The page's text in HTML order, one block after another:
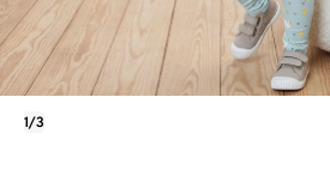
1/3